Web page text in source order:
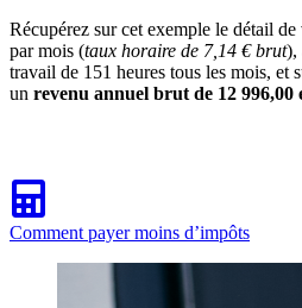
Récupérez sur cet exemple le détail
par mois (taux horaire de 7,14 € brut),
travail de 151 heures tous les mois, et
un revenu annuel brut de 12 996,00
Comment payer moins d’impôts